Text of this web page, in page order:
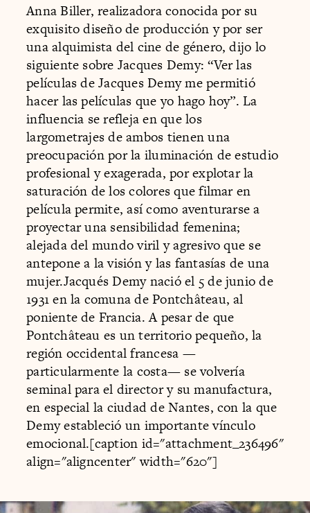
Anna Biller, realizadora conocida por su
exquisito diseño de producción y por ser
una alquimista del cine de género, dijo lo
siguiente sobre Jacques Demy: “Ver las
películas de Jacques Demy me permitió
hacer las películas que yo hago hoy”. La
influencia se refleja en que los
largometrajes de ambos tienen una
preocupación por la iluminación de estudio
profesional y exagerada, por explotar la
saturación de los colores que filmar en
película permite, así como aventurarse a
proyectar una sensibilidad femenina;
alejada del mundo viril y agresivo que se
antepone a la visión y las fantasías de una
mujer.Jacqués Demy nació el 5 de junio de
1931 en la comuna de Pontchâteau, al
poniente de Francia. A pesar de que
Pontchâteau es un territorio pequeño, la
región occidental francesa —
particularmente la costa— se volvería
seminal para el director y su manufactura,
en especial la ciudad de Nantes, con la que
Demy estableció un importante vínculo
emocional.[caption id="attachment_236496"
align="aligncenter" width="620"]